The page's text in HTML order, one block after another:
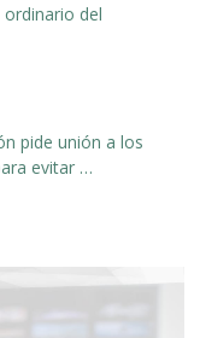
del
pide unión a los
evitar …